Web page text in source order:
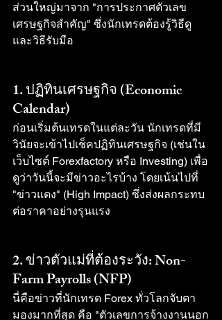
ส่วนใหญ่มาจาก "การประกาศตัวเลข
เศรษฐกิจสำคัญ" ซึ่งนักเทรดต้องรู้วิธีดู
และวิธีรับมือ
1. ปฏิทินเศรษฐกิจ (Economic
Calendar)
ก่อนเริ่มต้นเทรดในแต่ละวัน นักเทรดที่มี
วินัยจะเข้าไปเช็คปฏิทินเศรษฐกิจ (เช่นใน
เว็บไซต์ Forexfactory หรือ Investing) เพื่อ
ดูว่าวันนี้จะมีข่าวอะไรบ้าง โดยเน้นไปที่
"ข่าวแดง" (High Impact) ซึ่งส่งผลกระทบ
ต่อราคาอย่างรุนแรง
2. ข่าวตัวแม่ที่ต้องระวัง: Non-
Farm Payrolls (NFP)
นี่คือข่าวที่นักเทรด Forex ทั่วโลกจับตา
มองมากที่สุด คือ "ตัวเลขการจ้างงานนอก